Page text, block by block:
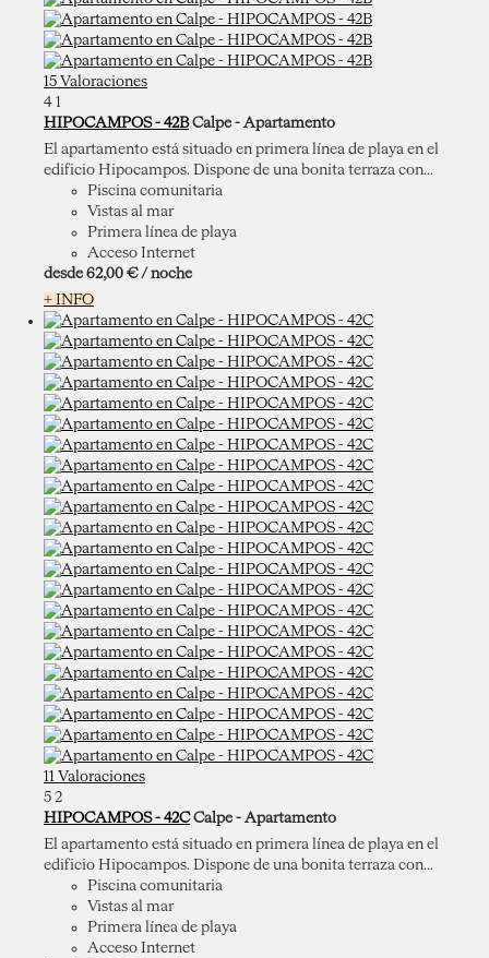
15 Valoraciones
4 1
HIPOCAMPOS - 42B Calpe - Apartamento
El apartamento está situado en primera línea de playa en el
edificio Hipocampos. Dispone de una bonita terraza con...
Piscina comunitaria
Vistas al mar
Primera línea de playa
Acceso Internet
desde 62,00 € / noche
+ INFO
11 Valoraciones
5 2
HIPOCAMPOS - 42C Calpe - Apartamento
El apartamento está situado en primera línea de playa en el
edificio Hipocampos. Dispone de una bonita terraza con...
Piscina comunitaria
Vistas al mar
Primera línea de playa
Acceso Internet